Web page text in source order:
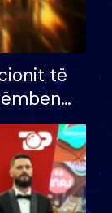
të
eurosh